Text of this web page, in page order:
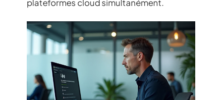
plateformes cloud simultanément.